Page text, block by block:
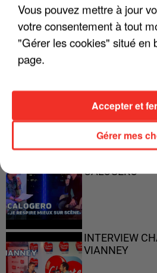
PARFAITS"
CALOGERO
INTERVIEW
VIANNEY
Vous pouvez mettre à jour
votre consentement à tout
"Gérer les cookies" situé en
page.
Gérer mes
Accepter et